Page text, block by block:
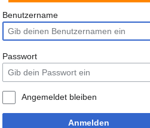
Benutzername
Passwort
Angemeldet bleiben
Anmelden